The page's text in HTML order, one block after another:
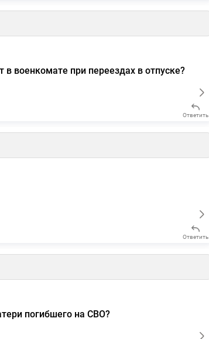
военкомате при переездах в отпуске?
Ответить
Ответить
погибшего на СВО?